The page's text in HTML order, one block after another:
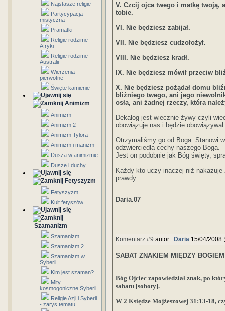
Najstasze religie
Partycypacja
mistyczna
Pramatki
Religie rodzime
Afryki
Religie rodzime
Australii
Wierzenia
pierwotne
Święte kamienie
Animizm
Animizm
Animizm 2
Animizm Tylora
Animizm i manizm
Dusza w animizmie
Dusze i duchy
Fetyszyzm
Fetyszyzm
Kult fetyszów
Szamanizm
Szamanizm
Szamanizm 2
Szamanizm w
Syberii
Kim jest szaman?
Mity
kosmogoniczne Syberii
Religie Azji i Syberii
- zarys tematu
V. Czcij ojca twego i matkę twoją,
tobie.
VI. Nie będziesz zabijał.
VII. Nie będziesz cudzołożył.
VIII. Nie będziesz kradł.
IX. Nie będziesz mówił przeciw
X. Nie będziesz pożądał domu
bliźniego twego, ani jego
osła, ani żadnej rzeczy, która
Dekalog jest wiecznie żywy czyli
obowiązuje nas i będzie
Otrzymaliśmy go od Boga. Stanowi
odzwierciedla cechy naszego Boga.
Jest on podobnie jak Bóg święty,
Każdy kto uczy inaczej niż
prawdy.
Daria.07
Komentarz #9 autor : Daria 15/04/2008
SABAT ZNAKIEM MIĘDZY
Bóg Ojciec zapowiedział znak, po
sabatu [soboty].
W 2 Księdze Mojżeszowej 31:13-18,